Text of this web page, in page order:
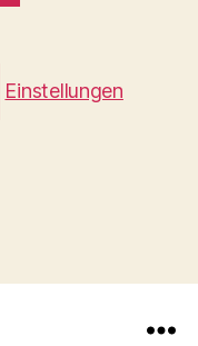
Einstellungen